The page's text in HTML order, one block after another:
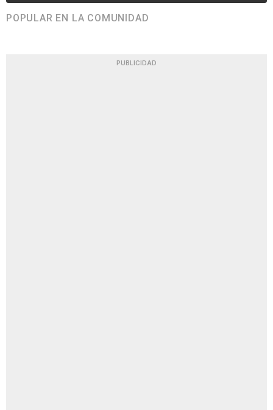
POPULAR EN LA COMUNIDAD
PUBLICIDAD